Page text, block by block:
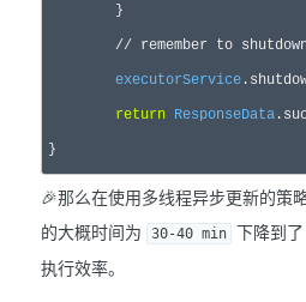
        }
// remember to
executorService
return ResponseData
🎉那么在使用多线程异步更新的策
的大概时间为
30-40 min 下降到了
执行效率。